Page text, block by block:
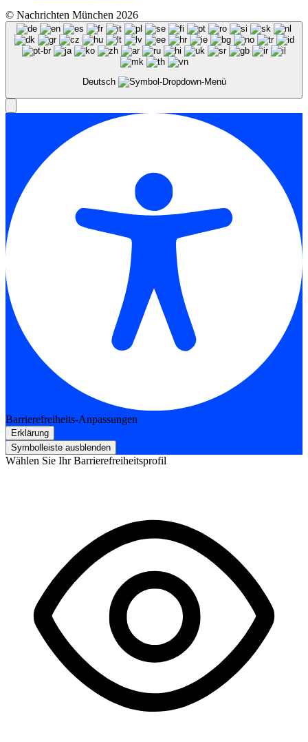
© Nachrichten München 2026
Deutsch
Barrierefreiheits-Anpassungen
Erklärung
Symbolleiste ausblenden
Wählen Sie Ihr Barrierefreiheitsprofil